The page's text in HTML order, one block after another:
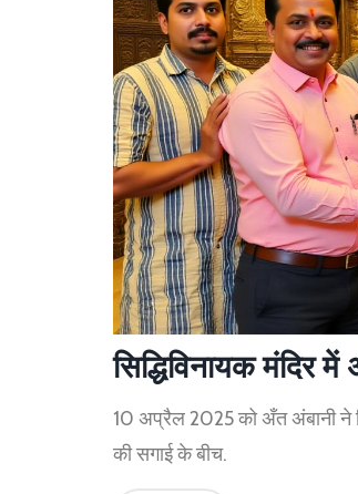
सिद्धिविनायक मंदिर
10 अप्रैल 2025 को अँत अंबानी ने
की सगाई के बीच.